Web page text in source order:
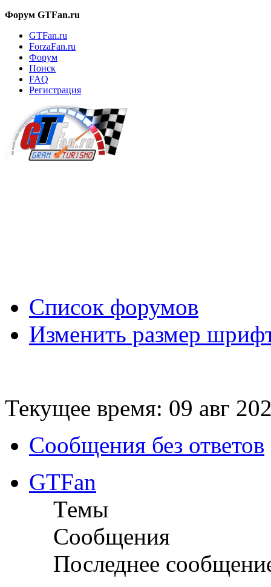
Форум GTFan.ru
GTFan.ru
ForzaFan.ru
Форум
Поиск
FAQ
Регистрация
Список форумов
Изменить размер
Текущее время: 09 авг
Сообщения без ответов
GTFan
Темы
Сообщения
Последнее